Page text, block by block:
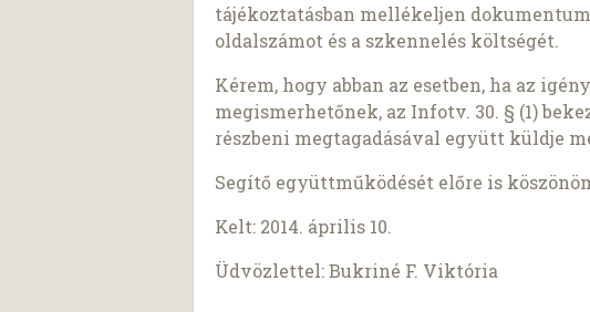
tájékoztatásban mellékeljen
oldalszámot és a szkennelés költségét.
Kérem, hogy abban az esetben, ha az
megismerhetőnek, az Infotv. 30. § (1)
részbeni megtagadásával együtt küldje
Segítő együttműködését előre is
Kelt: 2014. április 10.
Üdvözlettel: Bukriné F. Viktória